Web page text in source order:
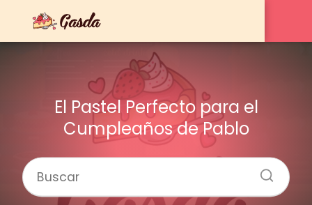
El Pastel Perfecto para el
Cumpleaños de Pablo